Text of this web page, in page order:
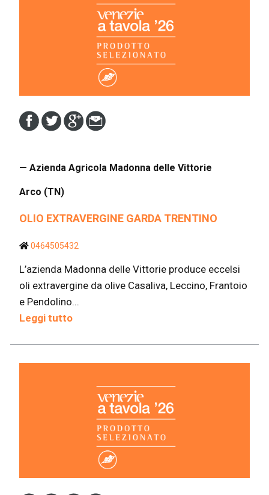
— Azienda Agricola Madonna delle Vittorie
Arco (TN)
OLIO EXTRAVERGINE GARDA TRENTINO
0464505432
L’azienda Madonna delle Vittorie produce eccelsi
oli extravergine da olive Casaliva, Leccino, Frantoio
e Pendolino...
Leggi tutto